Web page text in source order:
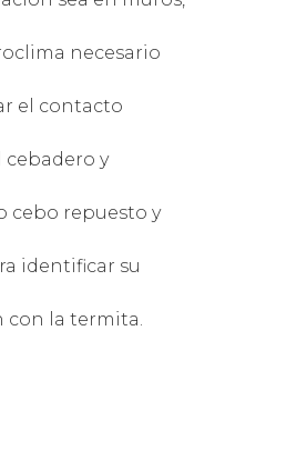
necesario
el contacto
cebadero y
cebo repuesto y
identificar su
con la termita.